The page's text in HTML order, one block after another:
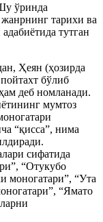
ўринда
тарихи ва
тутган
Ҳеян (ҳозирда
бўлиб
деб номланади.
мумтоз
“қисса”, нима
сифатида
“Отукубо
моногатари”, “Ута
“Ямато